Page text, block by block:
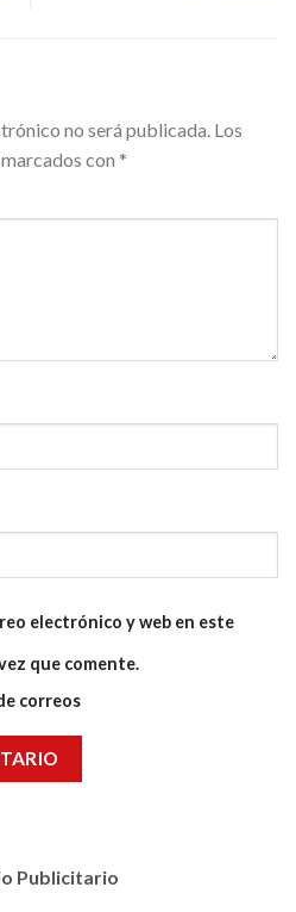
no será publicada. Los
con *
electrónico y web en este
que comente.
correos
Publicitario